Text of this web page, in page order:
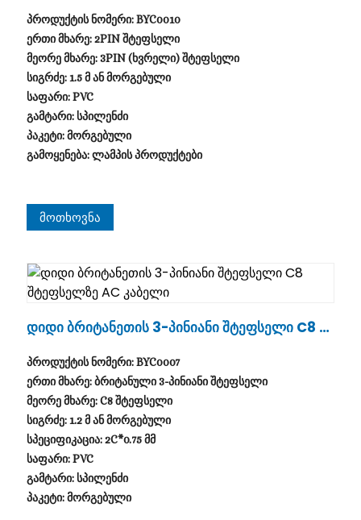
პროდუქტის ნომერი: BYC0010
ერთი მხარე: 2PIN შტეფსელი
მეორე მხარე: 3PIN (ხვრელი) შტეფსელი
სიგრძე: 1.5 მ ან მორგებული
საფარი: PVC
გამტარი: სპილენძი
პაკეტი: მორგებული
გამოყენება: ლამპის პროდუქტები
Მოთხოვნა
Დიდი Ბრიტანეთის 3-Პინიანი Შტეფსელი C8 Შ
პროდუქტის ნომერი: BYC0007
ერთი მხარე: ბრიტანული 3-პინიანი შტეფსელი
მეორე მხარე: C8 შტეფსელი
სიგრძე: 1.2 მ ან მორგებული
სპეციფიკაცია: 2C*0.75 მმ
საფარი: PVC
გამტარი: სპილენძი
პაკეტი: მორგებული